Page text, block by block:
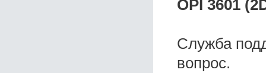
OPI 3601
Служба
вопрос.